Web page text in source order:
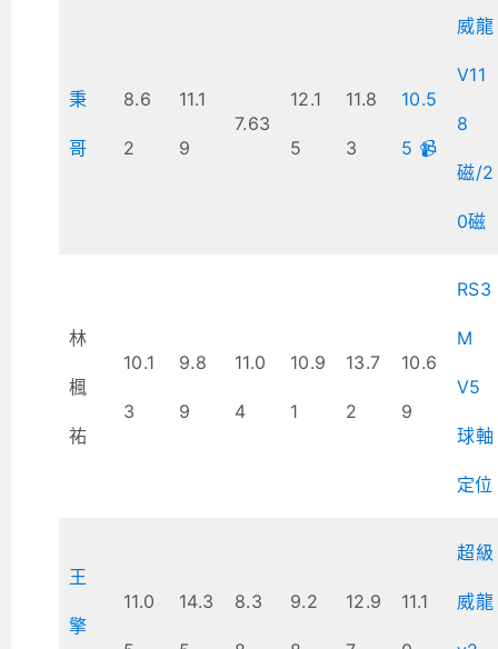
秉
哥
8.6
2
11.1
9
7.63
12.1
5
11.8
3
10.5
5 📹
威龍
V11
8
磁/2
0磁
林
楓
祐
10.1
3
9.8
9
11.0
4
10.9
1
13.7
2
10.6
9
RS3
M
V5
球軸
定位
王
擎
11.0 14.3 8.3 9.2 12.9 11.1
超級
威龍